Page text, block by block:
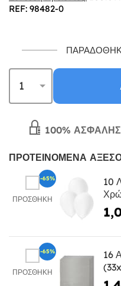
REF: 98482-0
100%
ΠΡΟΤΕΙΝΌΜΕΝΑ
ΠΡΟΣΘΉΚΗ
10
-65%
ΠΡΟΣΘΉΚΗ
16
-65%